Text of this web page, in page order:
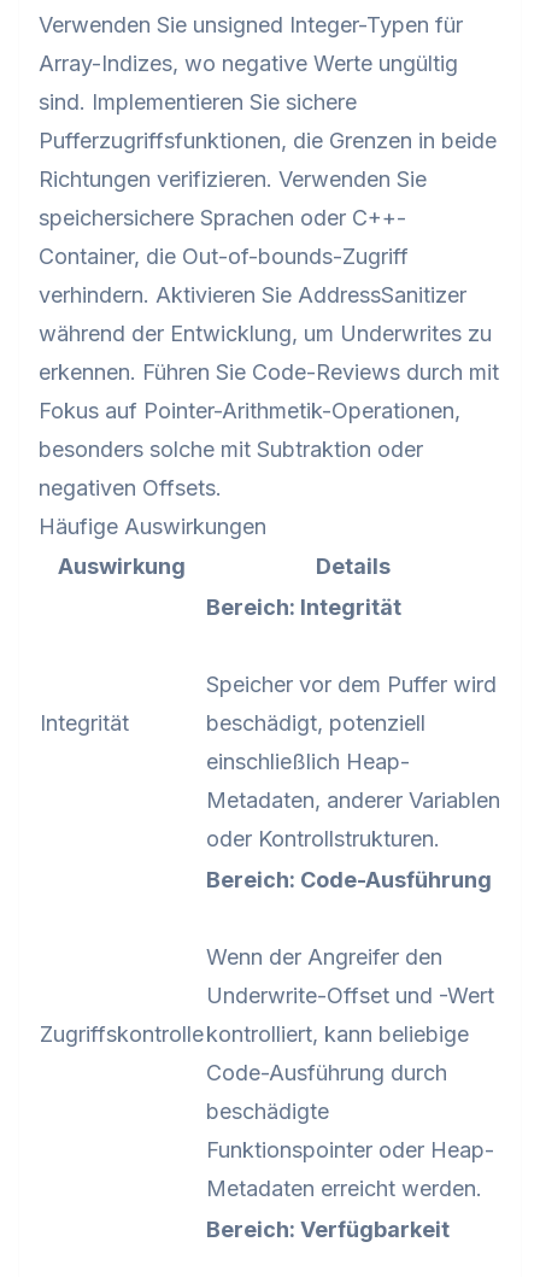
Verwenden Sie unsigned Integer-Typen für
Array-Indizes, wo negative Werte ungültig
sind. Implementieren Sie sichere
Pufferzugriffsfunktionen, die Grenzen in beide
Richtungen verifizieren. Verwenden Sie
speichersichere Sprachen oder C++-
Container, die Out-of-bounds-Zugriff
verhindern. Aktivieren Sie AddressSanitizer
während der Entwicklung, um Underwrites zu
erkennen. Führen Sie Code-Reviews durch mit
Fokus auf Pointer-Arithmetik-Operationen,
besonders solche mit Subtraktion oder
negativen Offsets.
Häufige Auswirkungen
Auswirkung
Details
Integrität
Bereich: Integrität
Speicher vor dem Puffer wird
beschädigt, potenziell
einschließlich Heap-
Metadaten, anderer Variablen
oder Kontrollstrukturen.
Zugriffskontrolle
Bereich: Code-Ausführung
Wenn der Angreifer den
Underwrite-Offset und -Wert
kontrolliert, kann beliebige
Code-Ausführung durch
beschädigte
Funktionspointer oder Heap-
Metadaten erreicht werden.
Bereich: Verfügbarkeit